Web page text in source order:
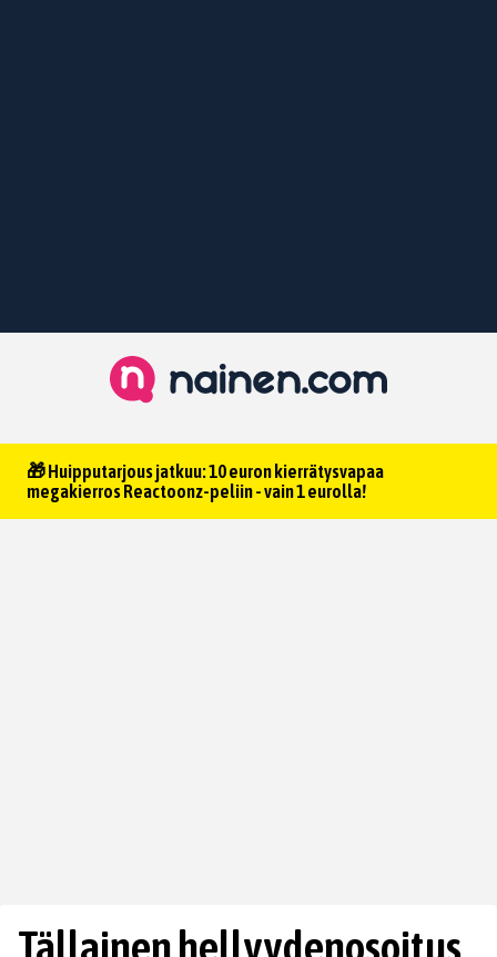
🎁 Huipputarjous jatkuu: 10 euron kierrätysvapaa
megakierros Reactoonz-peliin - vain 1 eurolla!
Tällainen hellyydenosoitus